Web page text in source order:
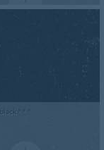
black * * *